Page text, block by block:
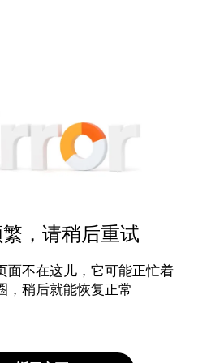
，请稍后重试
面不在这儿，它可能正忙着
，稍后就能恢复正常